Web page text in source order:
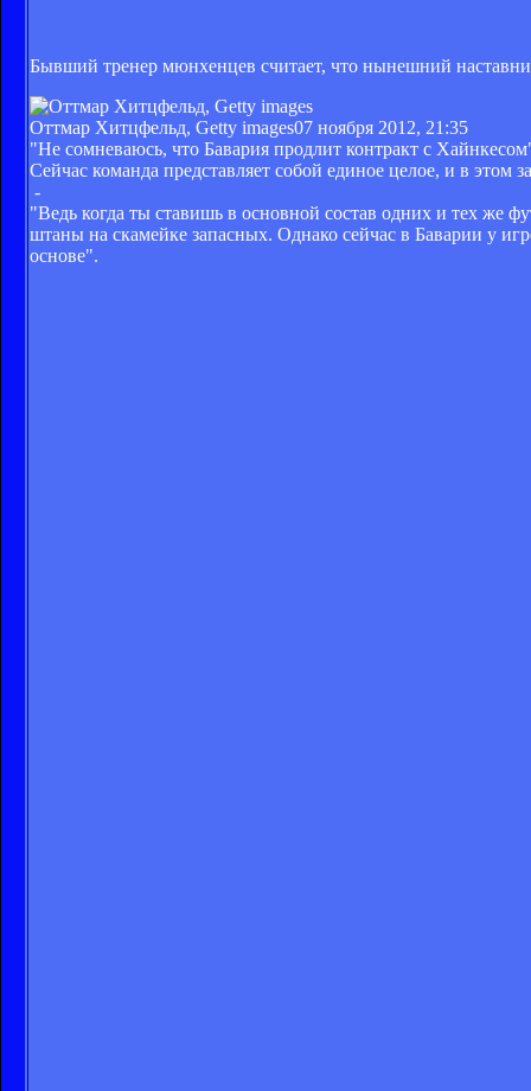
Бывший тренер мюнхенцев считает, что нынешний
Оттмар Хитцфельд, Getty images07 ноября 2012, 21:35
"Не сомневаюсь, что Бавария продлит контракт с
Сейчас команда представляет собой единое целое, и в этом
-
"Ведь когда ты ставишь в основной состав одних и тех же
штаны на скамейке запасных. Однако сейчас в Баварии у
основе".